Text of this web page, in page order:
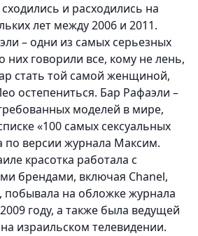
и расходились на
лет между 2006 и 2011.
– одни из самых серьезных
них говорили все, кому не лень,
стать той самой женщиной,
остепениться. Бар Рафаэли –
моделей в мире,
«100 самых сексуальных
по версии журнала Максим.
красотка работала с
брендами, включая Chanel,
побывала на обложке журнала
году, а также была ведущей
израильском телевидении.